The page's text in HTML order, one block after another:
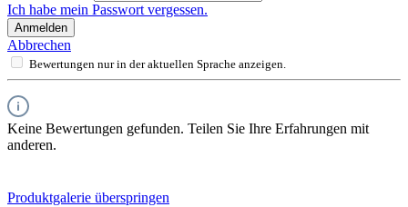
Ich habe mein Passwort vergessen.
Anmelden
Abbrechen
Bewertungen nur in der aktuellen Sprache anzeigen.
Keine Bewertungen gefunden. Teilen Sie Ihre Erfahrungen mit
anderen.
Produktgalerie überspringen